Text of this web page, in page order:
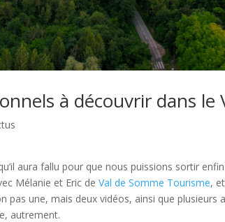
à découvrir dans le
aura fallu pour que nous puissions sortir
Mélanie et Eric deVal de Somme Tourisme,
pas une, mais deux vidéos, ainsi que
autrement.